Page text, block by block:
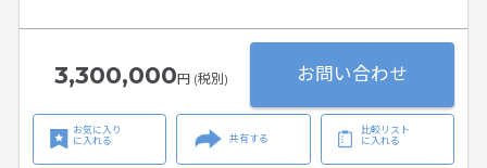
3,300,000円 (税別) お問い合わせ
お気に入り
に入れる
共有する
比較リスト
に入れる